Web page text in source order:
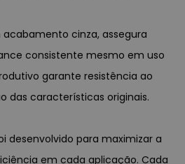
cinza, assegura
consistente mesmo em uso
garante resistência ao
das características originais.
desenvolvido para maximizar a
em cada aplicação. Cada